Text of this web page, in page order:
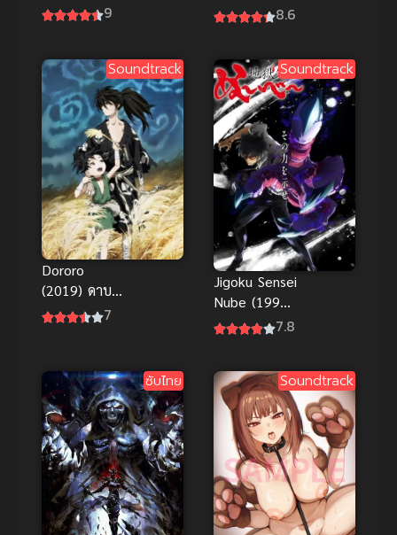
Mugen Jou-
เดอะมูฟวี่
ปราสาทไร้
ขอบเขต
9
Kaigyoku/Gyo
พากย์ไทย
8.6
Soundtrack
Dororo
(2019) ดาบ
ล่าพญามาร7
Soundtrack
Jigoku Sensei
Nube (1996)
มืออสูรล่า 7.8
ซับไทย Soundtrack